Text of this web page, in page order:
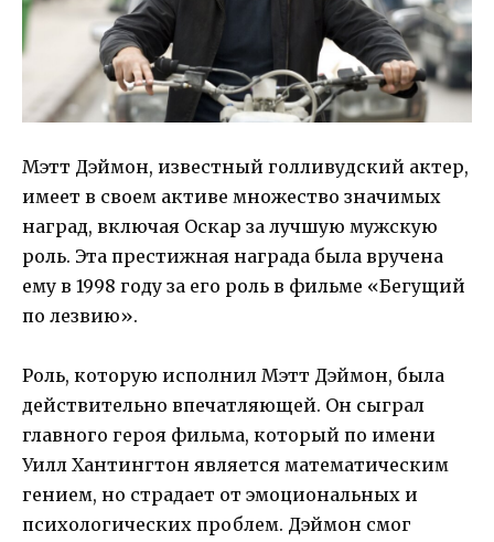
Мэтт Дэймон, известный голливудский актер,
имеет в своем активе множество значимых
наград, включая Оскар за лучшую мужскую
роль. Эта престижная награда была вручена
ему в 1998 году за его роль в фильме «Бегущий
по лезвию».
Роль, которую исполнил Мэтт Дэймон, была
действительно впечатляющей. Он сыграл
главного героя фильма, который по имени
Уилл Хантингтон является математическим
гением, но страдает от эмоциональных и
психологических проблем. Дэймон смог